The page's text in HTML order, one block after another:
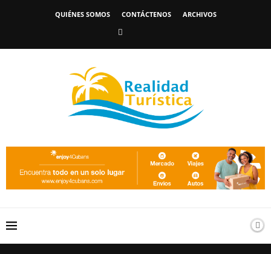
QUIÉNES SOMOS CONTÁCTENOS ARCHIVOS